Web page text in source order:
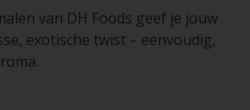
van DH Foods geef je jouw
exotische twist – eenvoudig,